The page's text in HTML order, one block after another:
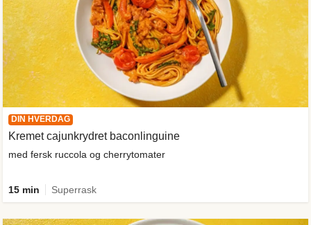
DIN HVERDAG
Kremet cajunkrydret baconlinguine
med fersk ruccola og cherrytomater
15 min Superrask